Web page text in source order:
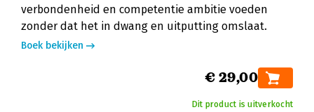
verbondenheid en competentie ambitie voeden
zonder dat het in dwang en uitputting omslaat.
Boek bekijken
€ 29,00
Dit product is uitverkocht